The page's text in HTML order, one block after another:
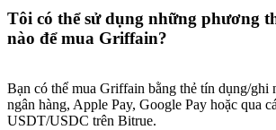
Tôi có thể sử dụng những phương
nào để mua Griffain?
Bạn có thể mua Griffain bằng thẻ tín dụng/ghi
ngân hàng, Apple Pay, Google Pay hoặc qua
USDT/USDC trên Bitrue.